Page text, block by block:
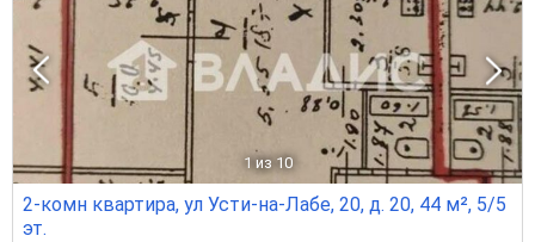
1 из 10
2-комн квартира, ул Усти-на-Лабе, 20, д. 20, 44 м², 5/5
эт.